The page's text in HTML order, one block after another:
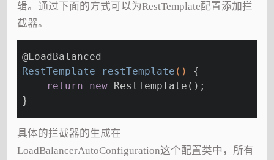
辑。通过下面的方式可以为RestTemplate配置添加拦
截器。
@LoadBalanced
RestTemplate
restTemplate ()
{
return
new RestTemplate();
}
具体的拦截器的生成在
LoadBalancerAutoConfiguration这个配置类中，所有